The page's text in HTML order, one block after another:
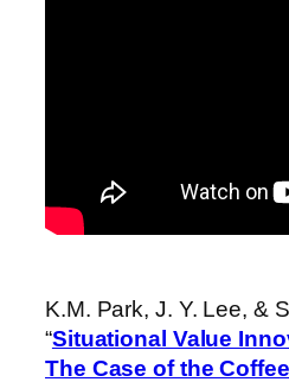
K.M. Park, J. Y. Lee, &
“Situational Value
The Case of the